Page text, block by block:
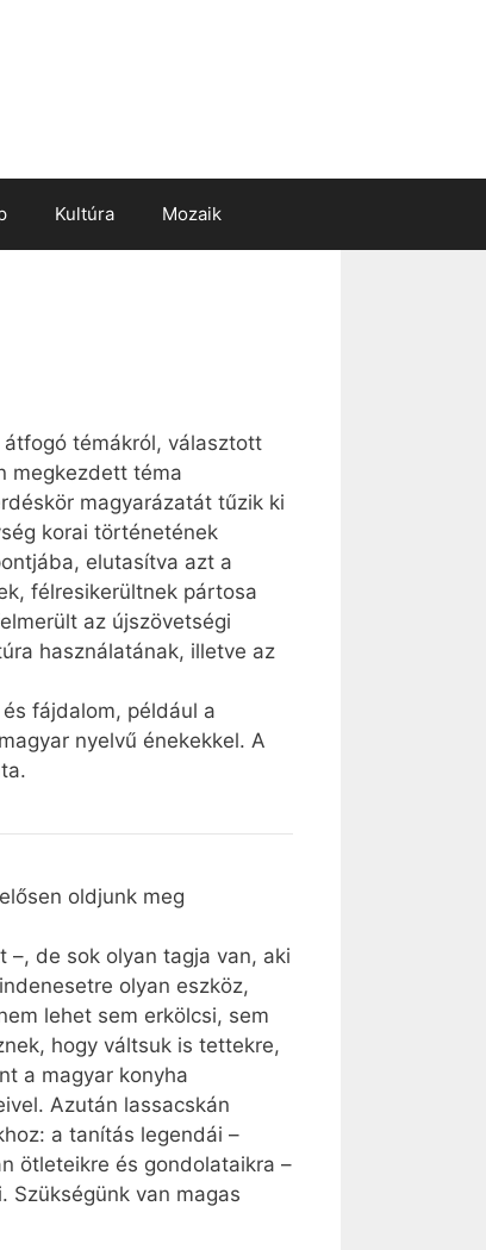
Kultúra Mozaik
témákról, választott
megkezdett téma
magyarázatát tűzik ki
korai történetének
elutasítva azt a
félresikerültnek pártosa
az újszövetségi
használatának, illetve az
fájdalom, például a
nyelvű énekekkel. A
oldjunk meg
–, de sok olyan tagja van, aki
olyan eszköz,
lehet sem erkölcsi, sem
hogy váltsuk is tettekre,
a magyar konyha
Azután lassacskán
a tanítás legendái –
ötleteikre és gondolataikra –
van magas